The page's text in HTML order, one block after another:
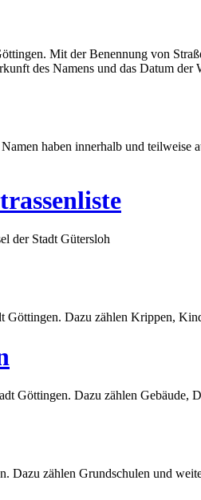
Mit der Benennung von
des Namens und das Datum
haben innerhalb und
der Stadt Gütersloh
Göttingen. Dazu zählen Krippen,
Göttingen. Dazu zählen
Dazu zählen Grundschulen und